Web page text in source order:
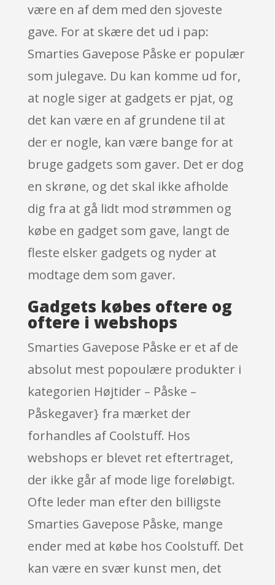
være en af dem med den sjoveste
gave. For at skære det ud i pap:
Smarties Gavepose Påske er populær
som julegave. Du kan komme ud for,
at nogle siger at gadgets er pjat, og
det kan være en af grundene til at
der er nogle, kan være bange for at
bruge gadgets som gaver. Det er dog
en skrøne, og det skal ikke afholde
dig fra at gå lidt mod strømmen og
købe en gadget som gave, langt de
fleste elsker gadgets og nyder at
modtage dem som gaver.
Gadgets købes oftere og
oftere i webshops
Smarties Gavepose Påske er et af de
absolut mest popoulære produkter i
kategorien Højtider – Påske –
Påskegaver} fra mærket der
forhandles af Coolstuff. Hos
webshops er blevet ret eftertraget,
der ikke går af mode lige foreløbigt.
Ofte leder man efter den billigste
Smarties Gavepose Påske, mange
ender med at købe hos Coolstuff. Det
kan være en svær kunst men, det